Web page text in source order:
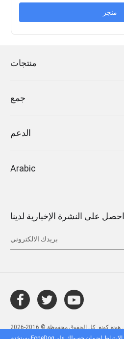
منجز
منتجات
جمع
الدعم
Arabic
احصل على النشرة الإخبارية لدينا